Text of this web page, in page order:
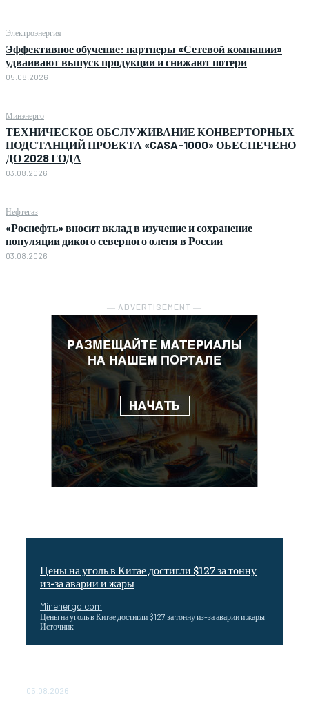
Электроэнергия
Эффективное обучение: партнеры «Сетевой компании»
удваивают выпуск продукции и снижают потери
05.08.2026
Минэнерго
ТЕХНИЧЕСКОЕ ОБСЛУЖИВАНИЕ КОНВЕРТОРНЫХ
ПОДСТАНЦИЙ ПРОЕКТА «CASA-1000» ОБЕСПЕЧЕНО
ДО 2028 ГОДА
03.08.2026
Нефтегаз
«Роснефть» вносит вклад в изучение и сохранение
популяции дикого северного оленя в России
03.08.2026
― ADVERTISEMENT ―
Цены на уголь в Китае достигли $127 за тонну
из-за аварии и жары
Minenergo.com
Цены на уголь в Китае достигли $127 за тонну из-за аварии и жары
Источник
05.08.2026